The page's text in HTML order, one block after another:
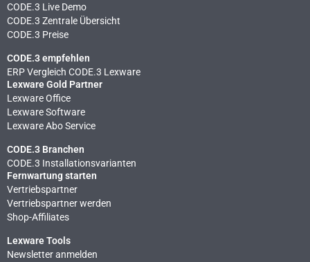
CODE.3 Live Demo
CODE.3 Zentrale Übersicht
CODE.3 Preise
CODE.3 empfehlen
ERP Vergleich CODE.3 Lexware
Lexware Gold Partner
Lexware Office
Lexware Software
Lexware Abo Service
CODE.3 Branchen
CODE.3 Installationsvarianten
Fernwartung starten
Vertriebspartner
Vertriebspartner werden
Shop-Affiliates
Lexware Tools
Newsletter anmelden